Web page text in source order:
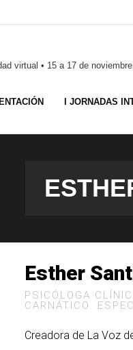
virtual • 15 a 17 de
I JORNADAS
Esther
PSICÓLOGA
CARNÁTICO.
Creadora de La Voz